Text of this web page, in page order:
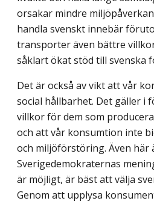
orsakar mindre
handla svenskt innebär
transporter även bättre
såklart ökat stöd till svenska
Det är också av vikt att vår
social hållbarhet. Det gäller i
villkor för dem som
och att vår konsumtion inte
och miljöförstöring. Även här
Sverigedemokraternas
är möjligt, är bäst att välja
Genom att upplysa